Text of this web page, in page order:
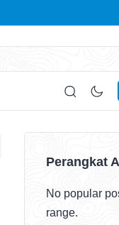
Perangkat
No popular
range.